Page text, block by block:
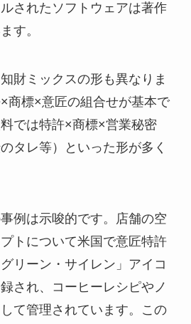
されたソフトウェアは著作
す。
財ミックスの形も異なりま
商標×意匠の組合せが基本で
では特許×商標×営業秘密
タレ等）といった形が多く
例は示唆的です。店舗の空
トについて米国で意匠特許
リーン・サイレン」アイコ
され、コーヒーレシピやノ
て管理されています。この